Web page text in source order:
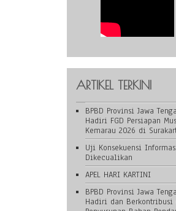
ARTIKEL TERKINI
BPBD Provinsi Jawa
Hadiri FGD Persiapan
Kemarau 2026 di
Uji Konsekuensi
Dikecualikan
APEL HARI KARTINI
BPBD Provinsi Jawa
Hadiri dan Berkontribusi